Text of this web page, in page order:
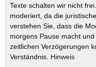
Texte schalten wir nicht
moderiert, da die
verstehen Sie, dass die
morgens Pause macht
zeitlichen Verzögerungen
Verständnis. Hinweis